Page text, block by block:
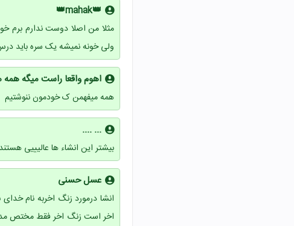
👑mahak👑
مثلا من اصلا دوست ندارم برم
ولی خونه نمیشه یک سره باید
اهوم واقعا راست میگه
همه میفهمن ک خودمون ننوشتیم
... ....
بیشتر این انشاء ها عالیییی
عسل حسنی
انشا درمورد زنگ اخربه نام
اخر است زنگ اخر فقط مختص